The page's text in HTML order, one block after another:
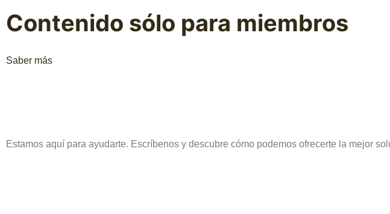
Contenido sólo para miembros
Saber más
Estamos aquí para ayudarte. Escríbenos y descubre cómo podemos ofrecerte la mejor